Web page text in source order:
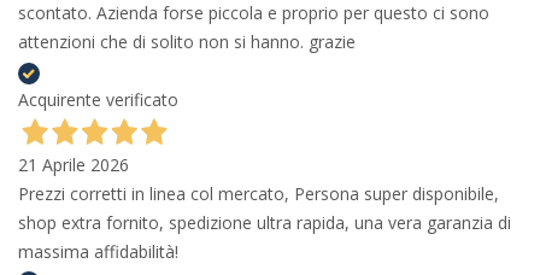
scontato. Azienda forse piccola e proprio per questo ci sono
attenzioni che di solito non si hanno. grazie
Acquirente verificato
21 Aprile 2026
Prezzi corretti in linea col mercato, Persona super disponibile,
shop extra fornito, spedizione ultra rapida, una vera garanzia di
massima affidabilità!